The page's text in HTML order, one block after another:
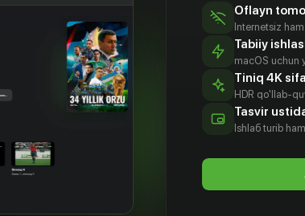
Oflayn
Internetsiz
Tabiiy
macOS uchun
Tiniq 4K
HDR qo'llab-
Tasvir
Ishlаб turib